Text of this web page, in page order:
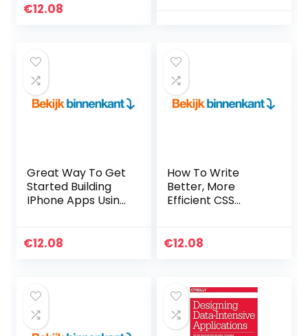
€12.08
Great Way To Get
Started Building
IPhone Apps Using
Edition) Kindle-
€12.08
How To Write
Better, More
Efficient CSS
€12.08